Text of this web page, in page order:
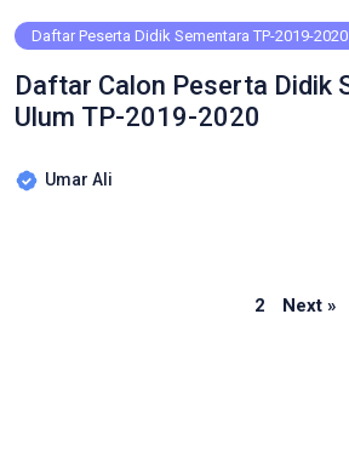
Daftar Peserta Didik Sementara TP-2019-2020
Daftar Calon Peserta Didik SMk Manbaul
Ulum TP-2019-2020
Umar Ali
PagePage
2 Next »